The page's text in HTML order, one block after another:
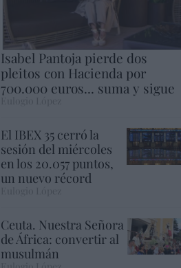
Isabel Pantoja pierde dos
pleitos con Hacienda por
700.000 euros... suma y sigue
El IBEX 35 cerró la
sesión del miércoles
en los 20.057 puntos,
un nuevo récord
Ceuta. Nuestra Señora
de África: convertir al
musulmán